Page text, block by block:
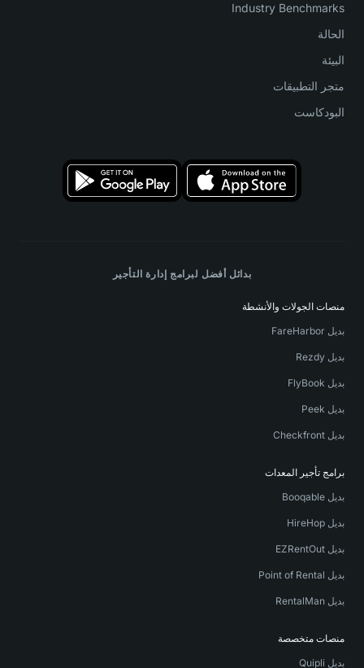
Industry Benchmarks
الحالة
البيئة
متجر التطبيقات
البودكاست
بدائل أفضل لبرامج إدارة التأجير
منصات الجولات والأنشطة
بديل FareHarbor
بديل Rezdy
بديل FlyBook
بديل Peek
بديل Checkfront
برامج تأجير المعدات
بديل Booqable
بديل HireHop
بديل EZRentOut
بديل Point of Rental
بديل RentalMan
منصات متخصصة
بديل Quipli